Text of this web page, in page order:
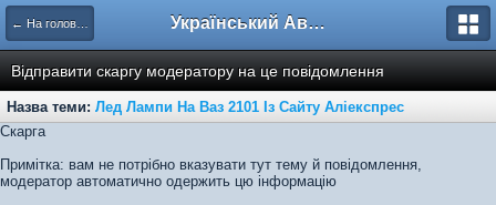
← На головну Український Автоклуб ВАЗ
Відправити скаргу модератору на це повідомлення
Назва теми: Лед Лампи На Ваз 2101 Із Сайту Аліекспрес
Скарга
Примітка: вам не потрібно вказувати тут тему й повідомлення,
модератор автоматично одержить цю інформацію